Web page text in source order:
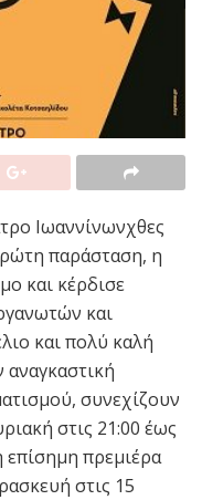
Ιωαννίνωνχθες
παράσταση, η
και κέρδισε
και
και πολύ καλή
αναγκαστική
συνεχίζουν
στις 21:00 έως
επίσημη πρεμιέρα
στις 15